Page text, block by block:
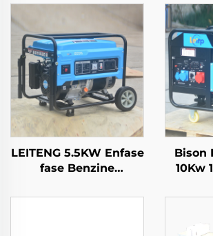
LEITENG 5.5KW Enfase
fase Benzine
Verplasing 50Hz/60Hz
Bison
10Kw
Enkele